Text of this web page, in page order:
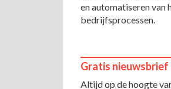
en automatiseren van
bedrijfsprocessen.
Gratis nieuwsbrief
Altijd op de hoogte